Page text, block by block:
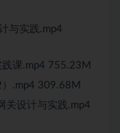
与实践.mp4
课.mp4 755.23M
.mp4 309.68M
关设计与实践.mp4